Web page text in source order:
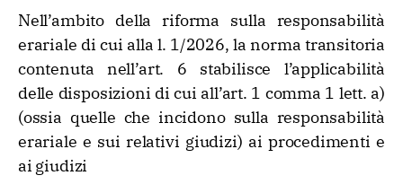
Nell’ambito della riforma sulla responsabilità
erariale di cui alla l. 1/2026, la norma transitoria
contenuta nell’art. 6 stabilisce l’applicabilità
delle disposizioni di cui all’art. 1 comma 1 lett. a)
(ossia quelle che incidono sulla responsabilità
erariale e sui relativi giudizi) ai procedimenti e
ai giudizi